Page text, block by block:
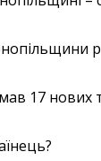
17 нових